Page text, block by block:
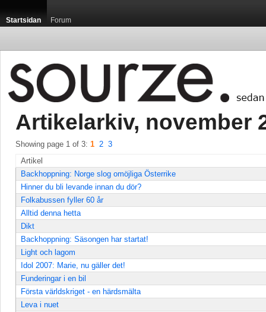
Startsidan Forum
Artikelarkiv, november
Showing page 1 of 3: 1 2 3
Artikel
Backhoppning: Norge slog omöjliga Österrike
Hinner du bli levande innan du dör?
Folkabussen fyller 60 år
Alltid denna hetta
Dikt
Backhoppning: Säsongen har startat!
Light och lagom
Idol 2007: Marie, nu gäller det!
Funderingar i en bil
Första världskriget - en härdsmälta
Leva i nuet